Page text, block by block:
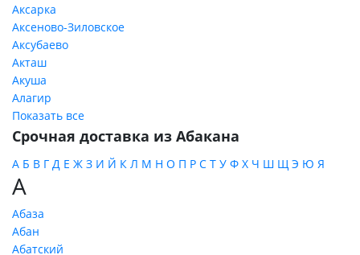
Аксарка
Аксеново-Зиловское
Аксубаево
Акташ
Акуша
Алагир
Показать все
Срочная доставка из Абакана
А Б В Г Д Е Ж З И Й К Л М Н О П Р С Т У Ф Х Ч Ш Щ Э Ю Я
А
Абаза
Абан
Абатский